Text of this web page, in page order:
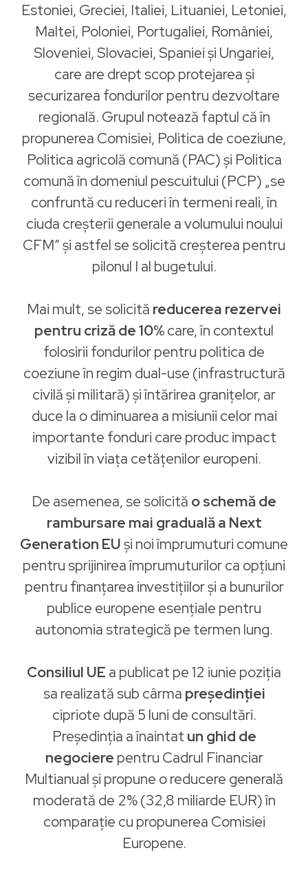
Estoniei, Greciei, Italiei, Lituaniei, Letoniei,
Maltei, Poloniei, Portugaliei, României,
Sloveniei, Slovaciei, Spaniei și Ungariei,
care are drept scop protejarea și
securizarea fondurilor pentru dezvoltare
regională. Grupul notează faptul că în
propunerea Comisiei, Politica de coeziune,
Politica agricolă comună (PAC) și Politica
comună în domeniul pescuitului (PCP) „se
confruntă cu reduceri în termeni reali, în
ciuda creșterii generale a volumului noului
CFM” și astfel se solicită creșterea pentru
pilonul I al bugetului.
Mai mult, se solicită reducerea rezervei
pentru criză de 10%care, în contextul
folosirii fondurilor pentru politica de
coeziune în regim dual-use (infrastructură
civilă și militară) și întărirea granițelor, ar
duce la o diminuarea a misiunii celor mai
importante fonduri care produc impact
vizibil în viața cetățenilor europeni.
De asemenea, se solicită o schemă de
rambursare mai graduală a Next
Generation EUși noi împrumuturi comune
pentru sprijinirea împrumuturilor ca opțiuni
pentru finanțarea investițiilor și a bunurilor
publice europene esențiale pentru
autonomia strategică pe termen lung.
Consiliul UE a publicat pe 12 iunie poziția
sa realizată sub cârma președinției
cipriote după 5 luni de consultări.
Președinția a înaintat un ghid de
negociere pentru Cadrul Financiar
Multianual și propune o reducere generală
moderată de 2% (32,8 miliarde EUR) în
comparație cu propunerea Comisiei
Europene.